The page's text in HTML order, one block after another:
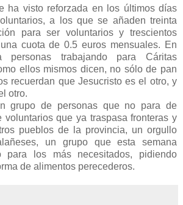
ha visto reforzada en los últimos días
a los que se añaden treinta
para ser voluntarios y trescientos
cuota de 0.5 euros mensuales. En
personas trabajando para Cáritas
ellos mismos dicen, no sólo de pan
recuerdan que Jesucristo es el otro, y
otro.
grupo de personas que no para de
voluntarios que ya traspasa fronteras y
pueblos de la provincia, un orgullo
un grupo que esta semana
para los más necesitados, pidiendo
de alimentos perecederos.